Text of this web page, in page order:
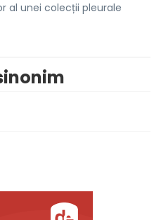
al unei colecții pleurale